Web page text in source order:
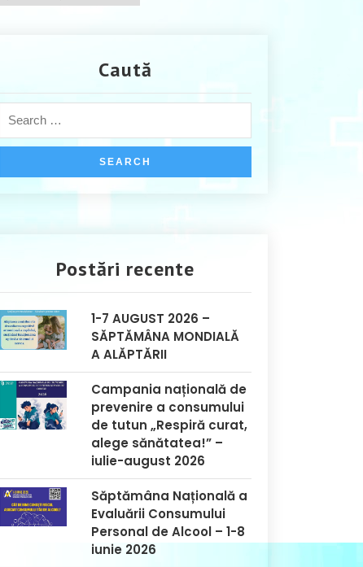
Caută
Postări recente
1-7 AUGUST 2026 –
SĂPTĂMÂNA MONDIALĂ
A ALĂPTĂRII
Campania națională de
prevenire a consumului
de tutun „Respiră curat,
alege sănătatea!” –
iulie-august 2026
Săptămâna Națională a
Evaluării Consumului
Personal de Alcool – 1-8
iunie 2026